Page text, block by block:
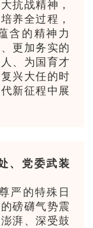
抗战精神，
养全过程，
含的精神力
更加务实的
、为国育才
兴大任的时
新征程中展
、党委武装
严的特殊日
磅礴气势震
湃、深受鼓